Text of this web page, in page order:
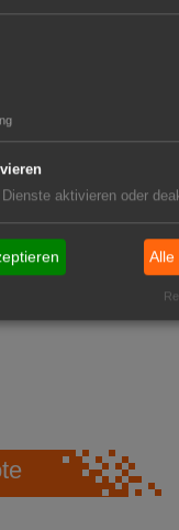
aktivieren oder
Alle